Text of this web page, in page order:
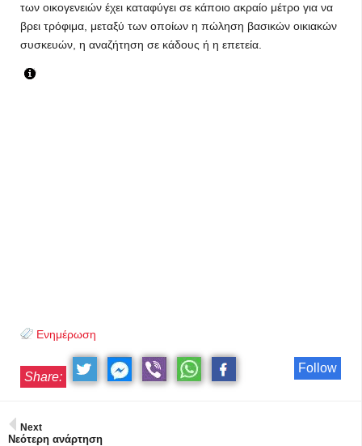
των οικογενειών έχει καταφύγει σε κάποιο ακραίο μέτρο για να
βρει τρόφιμα, μεταξύ των οποίων η πώληση βασικών οικιακών
συσκευών, η αναζήτηση σε κάδους ή η επετεία.
Ενημέρωση
Follow
Share:
Next
Νεότερη ανάρτηση